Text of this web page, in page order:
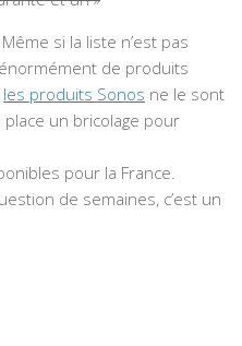
si la liste n’est pas
de produits
les produits Sonos ne le sont
place un bricolage pour
pour la France.
de semaines, c’est un